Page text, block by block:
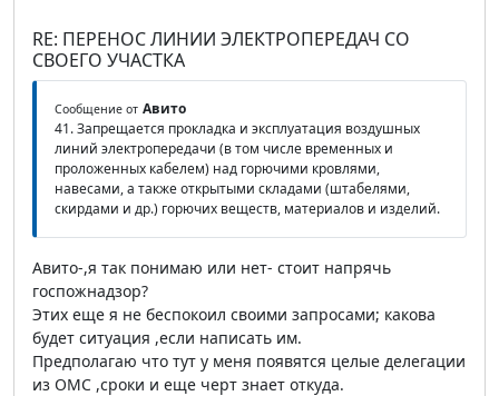
RE: ПЕРЕНОС ЛИНИИ ЭЛЕКТРОПЕРЕДАЧ СО
СВОЕГО УЧАСТКА
Сообщение от Авито
41. Запрещается прокладка и эксплуатация воздушных
линий электропередачи (в том числе временных и
проложенных кабелем) над горючими кровлями,
навесами, а также открытыми складами (штабелями,
скирдами и др.) горючих веществ, материалов и изделий.
Авито-,я так понимаю или нет- стоит напрячь
госпожнадзор?
Этих еще я не беспокоил своими запросами; какова
будет ситуация ,если написать им.
Предполагаю что тут у меня появятся целые делегации
из ОМС ,сроки и еще черт знает откуда.